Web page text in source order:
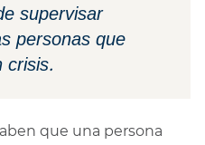
supervisar
personas que
crisis.
que una persona